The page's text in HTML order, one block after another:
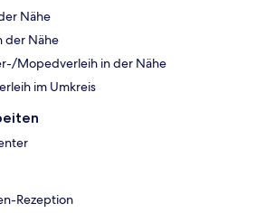
Nähe
der Nähe
Mopedverleih in der Nähe
im Umkreis
Rezeption